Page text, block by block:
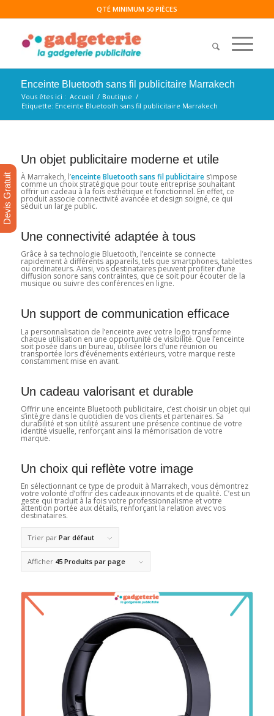
QTÉ MINIMUM 50 PIÈCES
Enceinte Bluetooth sans fil publicitaire Marrakech
Vous êtes ici : Accueil / Boutique /
Etiquette: Enceinte Bluetooth sans fil publicitaire Marrakech
Un objet publicitaire moderne et utile
À Marrakech, l’enceinte Bluetooth sans fil publicitaires’impose
comme un choix stratégique pour toute entreprise souhaitant
offrir un cadeau à la fois esthétique et fonctionnel. En effet, ce
produit associe connectivité avancée et design soigné, ce qui
séduit un large public.
Une connectivité adaptée à tous
Grâce à sa technologie Bluetooth, l’enceinte se connecte
rapidement à différents appareils, tels que smartphones, tablettes
ou ordinateurs. Ainsi, vos destinataires peuvent profiter d’une
diffusion sonore sans contraintes, que ce soit pour écouter de la
musique ou suivre des conférences en ligne.
Un support de communication efficace
La personnalisation de l’enceinte avec votre logo transforme
chaque utilisation en une opportunité de visibilité. Que l’enceinte
soit posée dans un bureau, utilisée lors d’une réunion ou
transportée lors d’événements extérieurs, votre marque reste
constamment mise en avant.
Un cadeau valorisant et durable
Offrir une enceinte Bluetooth publicitaire, c’est choisir un objet qui
s’intègre dans le quotidien de vos clients et partenaires. Sa
durabilité et son utilité assurent une présence continue de votre
identité visuelle, renforçant ainsi la mémorisation de votre
marque.
Un choix qui reflète votre image
En sélectionnant ce type de produit à Marrakech, vous démontrez
votre volonté d’offrir des cadeaux innovants et de qualité. C’est un
geste qui traduit à la fois votre professionnalisme et votre
attention portée aux détails, renforçant la relation avec vos
destinataires.
Trier par Par défaut
Afficher 45 Produits par page
Devis Gratuit